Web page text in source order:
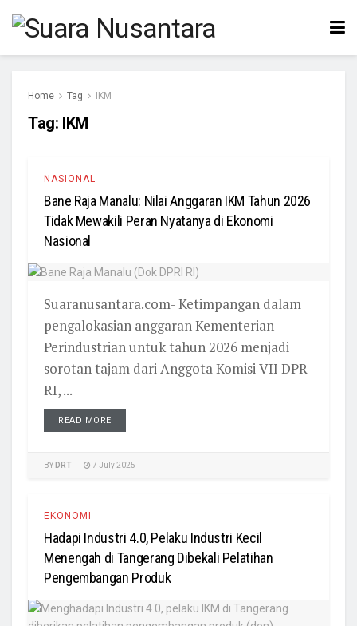
Home Tag IKM
Tag: IKM
NASIONAL
Bane Raja Manalu: Nilai Anggaran IKM Tahun 2026
Tidak Mewakili Peran Nyatanya di Ekonomi
Nasional
Suaranusantara.com- Ketimpangan dalam
pengalokasian anggaran Kementerian
Perindustrian untuk tahun 2026 menjadi
sorotan tajam dari Anggota Komisi VII DPR
RI, ...
READ MORE
BY DRT 7 July 2025
EKONOMI
Hadapi Industri 4.0, Pelaku Industri Kecil
Menengah di Tangerang Dibekali Pelatihan
Pengembangan Produk